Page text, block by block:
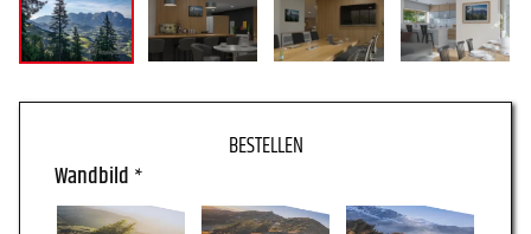
WARENKORB
Wandbild *